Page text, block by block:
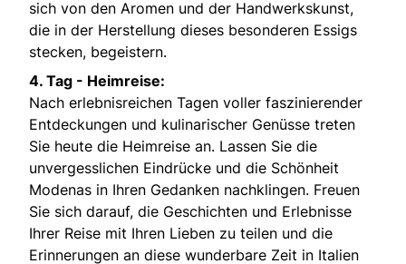
sich von den Aromen und der Handwerkskunst,
die in der Herstellung dieses besonderen Essigs
stecken, begeistern.
4. Tag - Heimreise:
Nach erlebnisreichen Tagen voller faszinierender
Entdeckungen und kulinarischer Genüsse treten
Sie heute die Heimreise an. Lassen Sie die
unvergesslichen Eindrücke und die Schönheit
Modenas in Ihren Gedanken nachklingen. Freuen
Sie sich darauf, die Geschichten und Erlebnisse
Ihrer Reise mit Ihren Lieben zu teilen und die
Erinnerungen an diese wunderbare Zeit in Italien